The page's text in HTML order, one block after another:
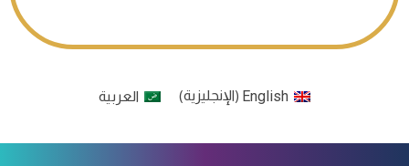
English
(الإنجليزية) العربية